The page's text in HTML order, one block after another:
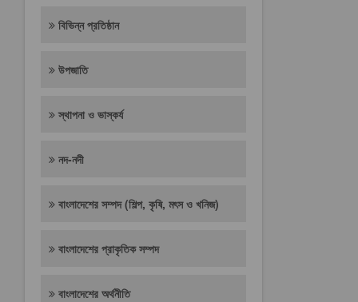
বিভিন্ন প্রতিষ্ঠান
উপজাতি
স্থাপনা ও ভাস্কর্য
নদ-নদী
বাংলাদেশের সম্পদ (শিল্প, কৃষি, মৎস ও খনিজ)
বাংলাদেশের প্রাকৃতিক সম্পদ
বাংলাদেশের অর্থনীতি